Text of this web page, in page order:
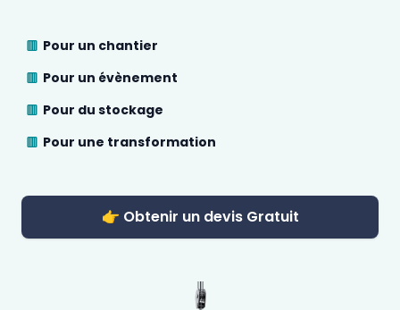
Pour un chantier
Pour un évènement
Pour du stockage
Pour une transformation
👉 Obtenir un devis Gratuit